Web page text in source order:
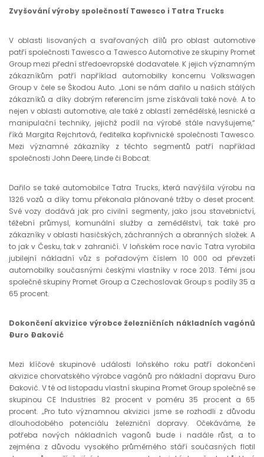
Zvyšování výroby společností Tawesco i Tatra Trucks
V oblasti lisovaných a svařovaných dílů pro oblast automotive
patří společnosti Tawesco a Tawesco Automotive ze skupiny Promet
Group mezi přední středoevropské dodavatele. K jejich významným
zákazníkům patří například automobilky koncernu Volkswagen
Group v čele se Škodou Auto. „Loni se nám dařilo u našich stálých
zákazníků a díky dobrým referencím jsme získávali také nové. A to
nejen v oblasti automotive, ale také z oblastí zemědělské, lesnické a
manipulační techniky, jejichž podíl na výrobě stále navyšujeme,“
říká Margita Rejchrtová, ředitelka kopřivnické společnosti Tawesco.
Mezi významné zákazníky z těchto segmentů patří například
společnosti John Deere, Linde či Bobcat.
Dařilo se také automobilce Tatra Trucks, která navýšila výrobu na
1326 vozů a díky tomu překonala plánované tržby o deset procent.
Své vozy dodává jak pro civilní segmenty, jako jsou stavebnictví,
těžební průmysl, komunální služby a zemědělství, tak také pro
zákazníky v oblasti hasičských, záchranných a obranných složek. A
to jak v Česku, tak v zahraničí. V loňském roce navíc Tatra vyrobila
jubilejní nákladní vůz s pořadovým číslem 10 000 od převzetí
automobilky současnými českými vlastníky v roce 2013. Těmi jsou
společně skupiny Promet Group a Czechoslovak Group s podíly 35 a
65 procent.
Dokončení akvizice výrobce železničních nákladních vagónů
Đuro Đaković
Mezi klíčové skupinové události loňského roku patří dokončení
akvizice chorvatského výrobce vagónů pro nákladní dopravu Đuro
Đaković. V té od listopadu vlastní skupina Promet Group společně se
skupinou CE Industries 82 procent v poměru 35 procent a 65
procent. „Pro tuto významnou akvizici jsme se rozhodli z důvodu
dlouhodobého potenciálu železniční dopravy. Očekáváme, že
potřeba nových nákladních vagonů bude i nadále růst, a to
zejména z důvodu vysokého průměrného stáří současných flotil